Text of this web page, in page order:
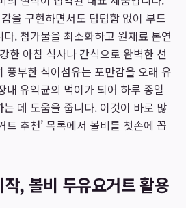
을 구현하면서도 텁텁함 없이 부드
. 첨가물을 최소화하고 원재료 본연
한 아침 식사나 간식으로 완벽한 선
풍부한 식이섬유는 포만감을 오래 유
내 유익균의 먹이가 되어 하루 종일
데 도움을 줍니다. 이것이 바로 많
트 추천’ 목록에서 볼비를 첫손에 꼽
, 볼비 두유요거트 활용